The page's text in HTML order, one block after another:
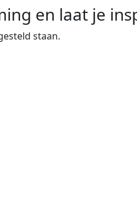
en laat je
staan.